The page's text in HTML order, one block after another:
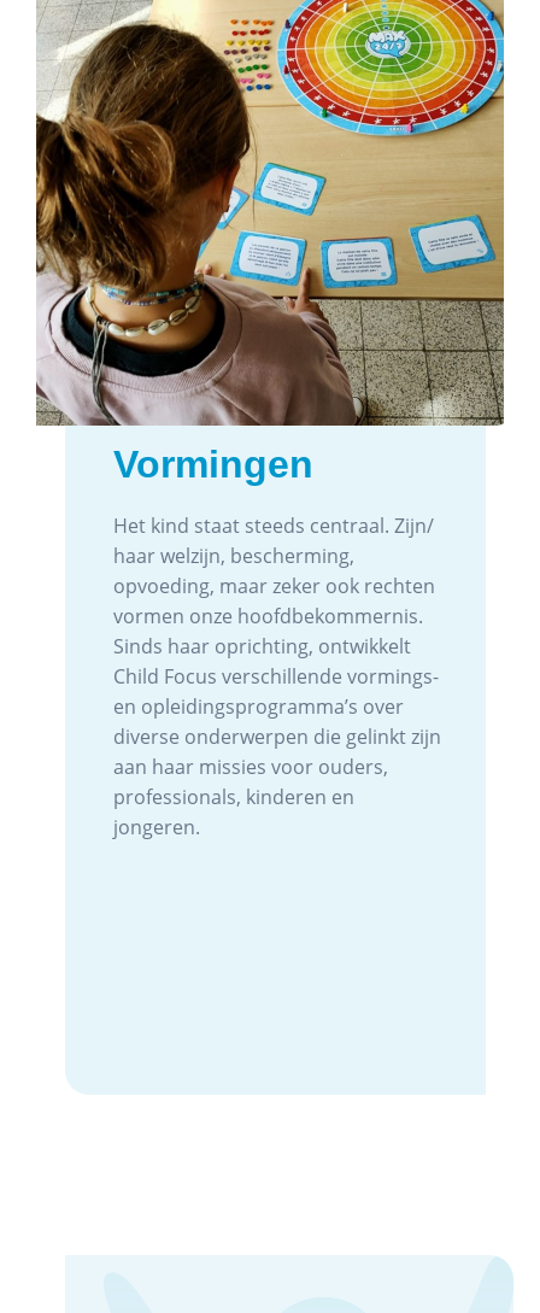
Vormingen
Het kind staat steeds centraal. Zijn/
haar welzijn, bescherming,
opvoeding, maar zeker ook rechten
vormen onze hoofdbekommernis.
Sinds haar oprichting, ontwikkelt
Child Focus verschillende vormings-
en opleidingsprogramma’s over
diverse onderwerpen die gelinkt zijn
aan haar missies voor ouders,
professionals, kinderen en
jongeren.